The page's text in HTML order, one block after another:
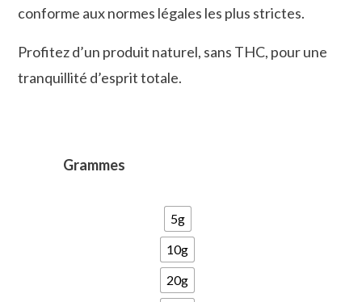
conforme aux normes légales les plus strictes.
Profitez d’un produit naturel, sans THC, pour une
tranquillité d’esprit totale.
Grammes
5g
10g
20g